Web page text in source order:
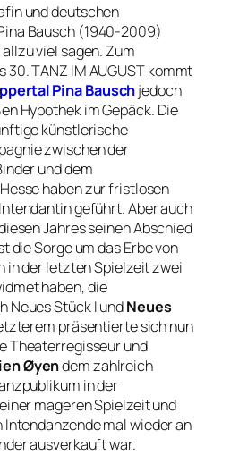
und deutschen
Bausch (1940-2009)
viel sagen. Zum
30. TANZ IM AUGUST kommt
Pina Bauschjedoch
Hypothek im Gepäck. Die
künstlerische
zwischen der
und dem
haben zur fristlosen
geführt. Aber auch
Jahres seinen Abschied
die Sorge um das Erbe von
in der letzten Spielzeit zwei
haben, die
Neues Stück IundNeues
präsentierte sich nun
Theaterregisseur und
Øyendem zahlreich
in der
mageren Spielzeit und
mal wieder an
ausverkauft war.